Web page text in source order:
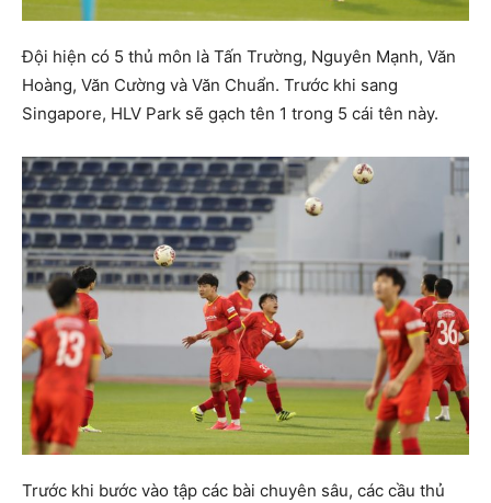
Đội hiện có 5 thủ môn là Tấn Trường, Nguyên Mạnh, Văn
Hoàng, Văn Cường và Văn Chuẩn. Trước khi sang
Singapore, HLV Park sẽ gạch tên 1 trong 5 cái tên này.
Trước khi bước vào tập các bài chuyên sâu, các cầu thủ